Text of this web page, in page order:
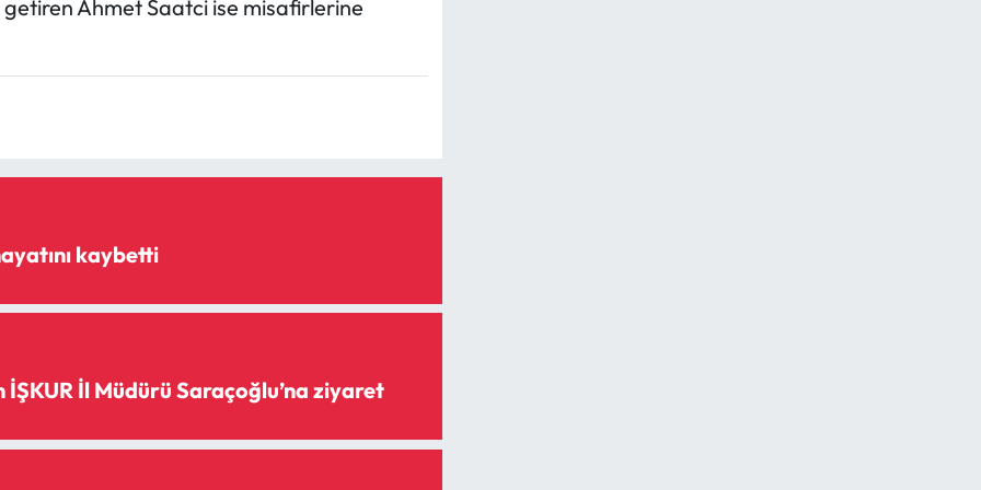
Ahmet Saatci ise misafirlerine
kaybetti
İŞKUR İl Müdürü Saraçoğlu’na ziyaret